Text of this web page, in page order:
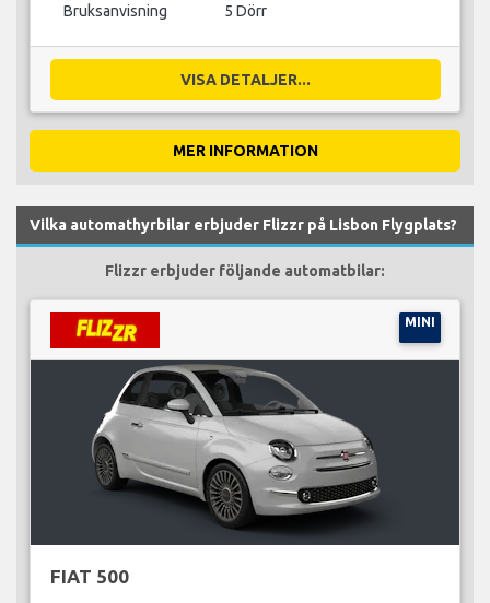
Bruksanvisning 5 Dörr
VISA DETALJER...
MER INFORMATION
Vilka automathyrbilar erbjuder Flizzr på Lisbon Flygplats?
Flizzr erbjuder följande automatbilar:
MINI
FIAT 500